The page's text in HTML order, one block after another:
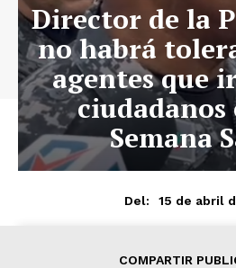
Director de la
no habrá
agentes que
ciudadanos
Semana
Del: 15 de abril
COMPARTIR